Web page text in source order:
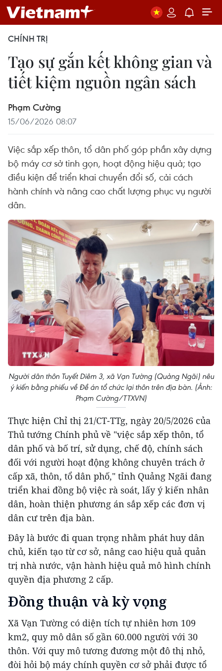
CHÍNH TRỊ
Tạo sự gắn kết không gian và
tiết kiệm nguồn ngân sách
Phạm Cường
15/06/2026 08:07
Việc sắp xếp thôn, tổ dân phố góp phần xây dựng
bộ máy cơ sở tinh gọn, hoạt động hiệu quả; tạo
điều kiện để triển khai chuyển đổi số, cải cách
hành chính và nâng cao chất lượng phục vụ người
dân.
Người dân thôn Tuyết Diêm 3, xã Vạn Tường (Quảng Ngãi) nêu
ý kiến bằng phiếu về Đề án tổ chức lại thôn trên địa bàn. (Ảnh:
Phạm Cường/TTXVN)
Thực hiện Chỉ thị 21/CT-TTg, ngày 20/5/2026 của
Thủ tướng Chính phủ về "việc sắp xếp thôn, tổ
dân phố và bố trí, sử dụng, chế độ, chính sách
đối với người hoạt động không chuyên trách ở
cấp xã, thôn, tổ dân phố," tỉnh Quảng Ngãi đang
triển khai đồng bộ việc rà soát, lấy ý kiến nhân
dân, hoàn thiện phương án sắp xếp các đơn vị
dân cư trên địa bàn.
Đây là bước đi quan trọng nhằm phát huy dân
chủ, kiến tạo từ cơ sở, nâng cao hiệu quả quản
trị nhà nước, vận hành hiệu quả mô hình chính
quyền địa phương 2 cấp.
Đồng thuận và kỳ vọng
Xã Vạn Tường có diện tích tự nhiên hơn 109
km2, quy mô dân số gần 60.000 người với 30
thôn. Với quy mô tương đương một đô thị nhỏ,
đòi hỏi bộ máy chính quyền cơ sở phải được tổ